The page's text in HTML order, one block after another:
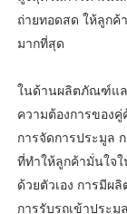
ถ่ายทอดสด ให้ลูก
มากที่สุด
ในด้านผลิตภัณฑ์แล
ความต้องการของ
การจัดการประมูล
ที่ทำให้ลูกค้ามั่นใจ
ด้วยตัวเอง การมีผ
การรับรถเข้าประ